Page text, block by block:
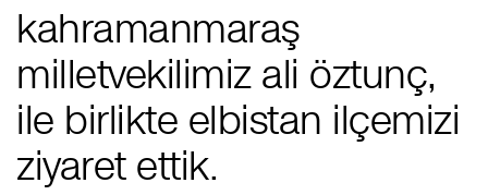
kahramanmaraş
milletvekilimiz ali öztunç,
i̇le birlikte elbistan i̇lçemizi
ziyaret ettik.